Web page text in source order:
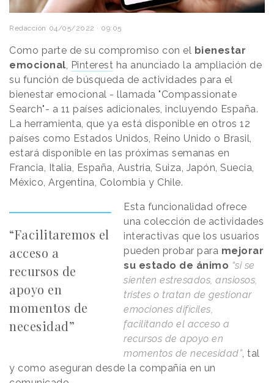
Redacción 04/05/2022 · 09:05
Como parte de su compromiso con el bienestar
emocional Pinterest ha anunciado la ampliación de
su función de búsqueda de actividades para el
bienestar emocional - llamada "Compassionate
Search"- a 11 países adicionales, incluyendo España.
La herramienta, que ya está disponible en otros 12
países como Estados Unidos, Reino Unido o Brasil,
estará disponible en las próximas semanas en
Francia, Italia, España, Austria, Suiza, Japón, Suecia,
México, Argentina, Colombia y Chile.
“Facilitaremos el
acceso a
recursos de
apoyo en
momentos de
necesidad”
Esta funcionalidad ofrece
una colección de actividades
interactivas que los usuarios
pueden probar para mejorar
su estado de ánimo “si se
sienten estresados, ansiosos,
tristes o tratan de gestionar
emociones difíciles,
facilitando el acceso a
recursos de apoyo en
momentos de necesidad” , tal
y como aseguran desde la compañía en un